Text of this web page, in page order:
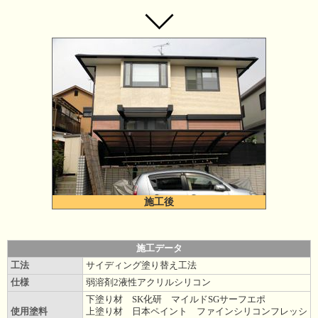
施工後
施工データ
工法
サイディング塗り替え工法
仕様
弱溶剤2液性アクリルシリコン
使用塗料
下塗り材 SK化研 マイルドSGサーフエポ
上塗り材 日本ペイント ファインシリコンフレッシ